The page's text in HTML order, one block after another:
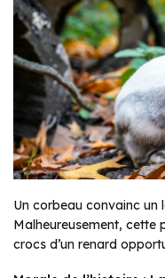
Un corbeau convainc un
Malheureusement, cette
crocs d’un renard